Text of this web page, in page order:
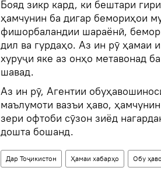
Бояд зикр кард, ки бештари
ҳамчунин ба дигар бемориҳои
фишорбаландии шараёнӣ,
дил ва гурдаҳо. Аз ин рӯ ҳамаи
хуруҷи яке аз онҳо метавонад
шавад.
Аз ин рӯ, Агентии
маълумоти вазъи ҳаво,
зери офтоби сӯзон зиёд
дошта бошанд.
Дар Тоҷикистон Ҳамаи хабарҳо Обу ҳаво